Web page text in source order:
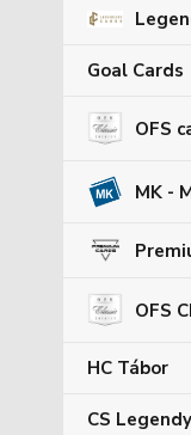
Goal Cards
OFS
MK -
OFS
HC Tábor
CS Legendy